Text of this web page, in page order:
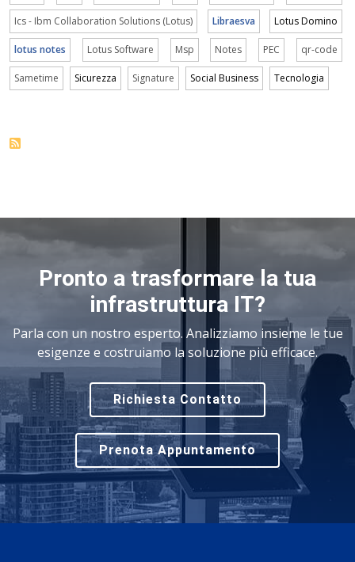
Ics - Ibm Collaboration Solutions (Lotus) Libraesva Lotus Domino
lotus notes Lotus Software Msp Notes PEC qr-code
Sametime Sicurezza Signature Social Business Tecnologia
Pronto a trasformare la tua
infrastruttura IT?
Parla con un nostro esperto. Analizziamo insieme le tue
esigenze e costruiamo la soluzione più efficace.
Richiesta Contatto
Prenota Appuntamento